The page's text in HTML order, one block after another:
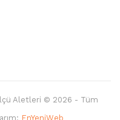
Aletleri © 2026 - Tüm
EnYeniWeb